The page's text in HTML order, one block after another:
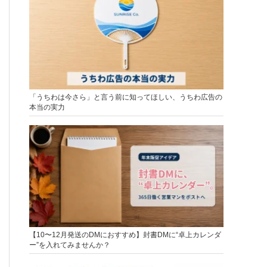
「うちわは今さら」と言う前に知ってほしい、うちわ広告の
本当の実力
【10〜12月発送のDMにおすすめ】封書DMに“卓上カレンダ
ー”を入れてみませんか？